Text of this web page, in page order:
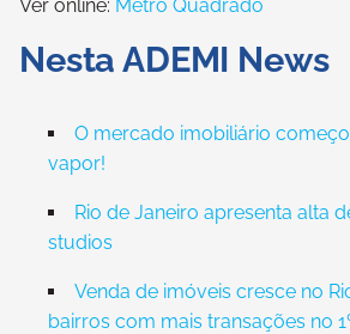
Ver online: Metro Quadrado
Nesta ADEMI News
O mercado imobiliário
vapor!
Rio de Janeiro apresenta alta
studios
Venda de imóveis cresce no
bairros com mais transações no